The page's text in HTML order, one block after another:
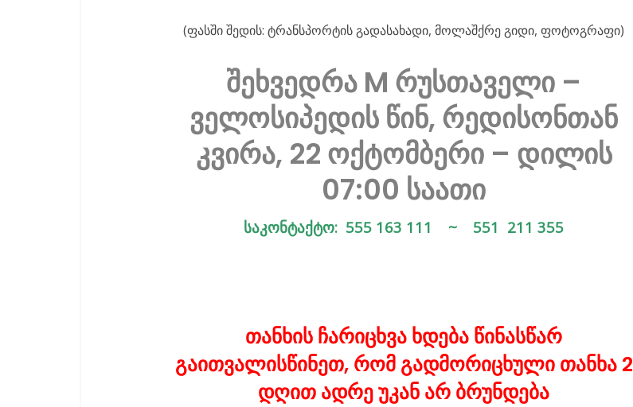
(ფასში შედის: ტრანსპორტის გადასახადი, მოლაშქრე გიდი, ფოტოგრაფი)
შეხვედრა M რუსთაველი –
ველოსიპედის წინ, რედისონთან
კვირა, 22 ოქტომბერი – დილის
07:00 საათი
საკონტაქტო: 555 163 111 ~ 551 211 355
თანხის ჩარიცხვა ხდება წინასწარ
გაითვალისწინეთ, რომ გადმორიცხული თანხა 2
დღით ადრე უკან არ ბრუნდება